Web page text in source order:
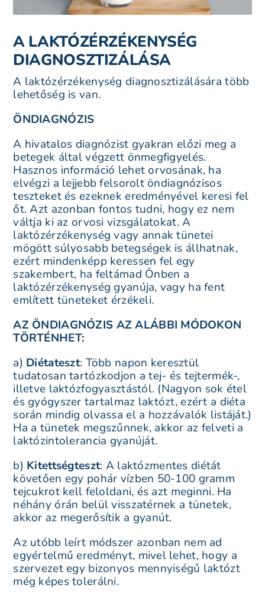
A LAKTÓZÉRZÉKENYSÉG
DIAGNOSZTIZÁLÁSA
A laktózérzékenység diagnosztizálására több
lehetőség is van.
ÖNDIAGNÓZIS
A hivatalos diagnózist gyakran előzi meg a
betegek által végzett önmegfigyelés.
Hasznos információ lehet orvosának, ha
elvégzi a lejjebb felsorolt öndiagnózisos
teszteket és ezeknek eredményével keresi fel
őt. Azt azonban fontos tudni, hogy ez nem
váltja ki az orvosi vizsgálatokat. A
laktózérzékenység vagy annak tünetei
mögött súlyosabb betegségek is állhatnak,
ezért mindenképp keressen fel egy
szakembert, ha feltámad Önben a
laktózérzékenység gyanúja, vagy ha fent
említett tüneteket érzékeli.
AZ ÖNDIAGNÓZIS AZ ALÁBBI MÓDOKON
TÖRTÉNHET:
a) Diétateszt: Több napon keresztül
tudatosan tartózkodjon a tej- és tejtermék-,
illetve laktózfogyasztástól. (Nagyon sok étel
és gyógyszer tartalmaz laktózt, ezért a diéta
során mindig olvassa el a hozzávalók listáját.)
Ha a tünetek megszűnnek, akkor az felveti a
laktózintolerancia gyanúját.
b) Kitettségteszt: A laktózmentes diétát
követően egy pohár vízben 50-100 gramm
tejcukrot kell feloldani, és azt meginni. Ha
néhány órán belül visszatérnek a tünetek,
akkor az megerősítik a gyanút.
Az utóbb leírt módszer azonban nem ad
egyértelmű eredményt, mivel lehet, hogy a
szervezet egy bizonyos mennyiségű laktózt
még képes tolerálni.